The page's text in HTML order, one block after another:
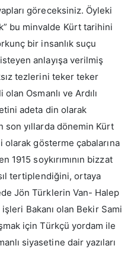
göreceksiniz. Öyleki
bu minvalde Kürt tarihini
bir insanlık suçu
anlayışa verilmiş
tezlerini teker teker
Osmanlı ve Ardılı
adeta din olarak
yıllarda dönemin Kürt
olarak gösterme çabalarına
1915 soykırımının bizzat
tertiplendiğini, ortaya
Jön Türklerin Van- Halep
Bakanı olan Bekir Sami
için Türkçü yordam ile
siyasetine dair yazıları